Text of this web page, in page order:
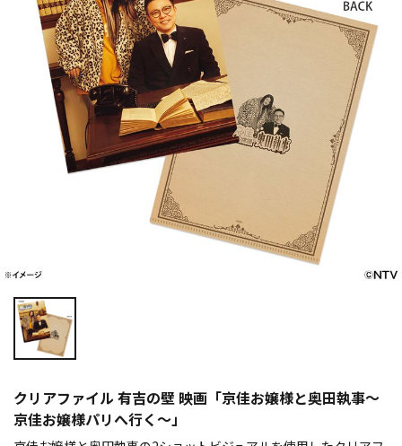
クリアファイル 有吉の壁 映画「京佳お嬢様と奥田執事～
京佳お嬢様パリへ行く～」